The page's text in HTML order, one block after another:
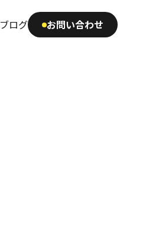
ブログ お問い合わせ